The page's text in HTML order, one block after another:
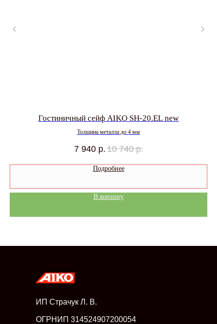
Гостиничный сейф AIKO SH-20.EL new
Толщина металла до 4 мм
7 940 р.10 740 р.
Подробнее
В корзину
ИП Страчук Л. В.
ОГРНИП 314524907200054